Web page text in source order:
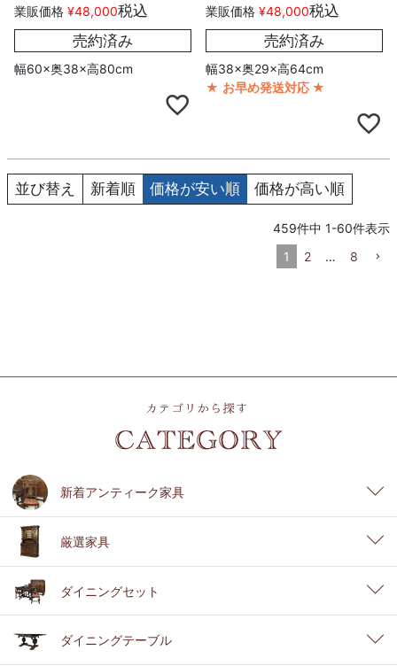
業販価格 ¥48,000税込
売約済み
幅60×奥38×高80cm
業販価格 ¥48,000税込
売約済み
幅38×奥29×高64cm
★ お早め発送対応 ★
並び替え 新着順 価格が安い順 価格が高い順
459件中 1-60件表示
1
2 … 8
新着アンティーク家具
厳選家具
ダイニングセット
ダイニングテーブル